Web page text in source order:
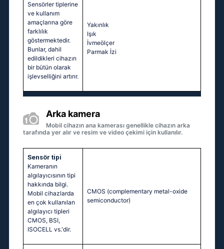
Sensörler tiplerine
ve kullanım
amaçlarına göre
farklılık
göstermektedir.
Bunlar, dahil
edildikleri cihazın
bir bütün olarak
işlevselliğini artırır.
Yakınlık
Işık
İvmeölçer
Parmak İzi
Arka kamera
Mobil cihazın ana kamerası genellikle cihazın arka
tarafında yer alır ve resim ve video çekimi için kullanılır.
Sensör tipi
Kameranın
algılayıcısının tipi
hakkında bilgi.
Mobil cihazlarda
en çok kullanılan
algılayıcı tipleri
CMOS, BSI,
ISOCELL vs.'dir.
CMOS (complementary metal-oxide
semiconductor)